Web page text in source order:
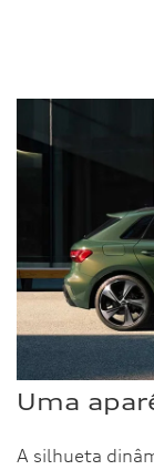
Uma
A silhueta